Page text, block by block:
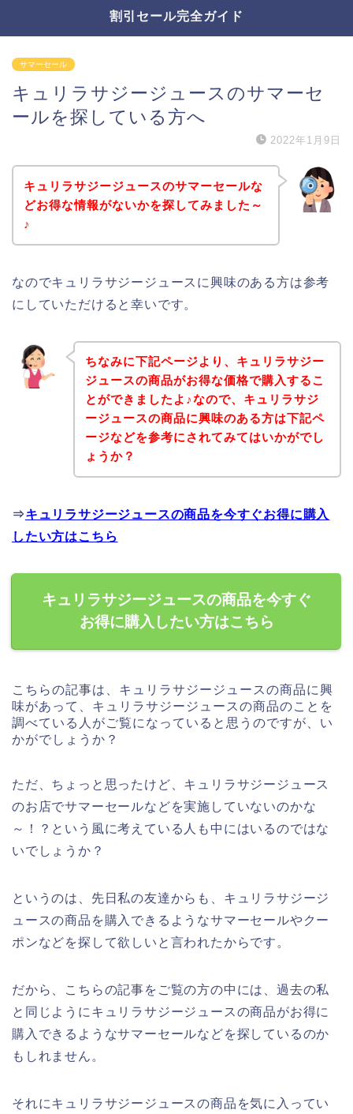
割引セール完全ガイド
サマーセール
キュリラサジージュースのサマーセ
ールを探している方へ
2022年1月9日
キュリラサジージュースのサマーセールな
どお得な情報がないかを探してみました～
♪
なのでキュリラサジージュースに興味のある方は参考
にしていただけると幸いです。
ちなみに下記ページより、キュリラサジー
ジュースの商品がお得な価格で購入するこ
とができましたよ♪なので、キュリラサジ
ージュースの商品に興味のある方は下記ペ
ージなどを参考にされてみてはいかがでし
ょうか？
⇒キュリラサジージュースの商品を今すぐお得に購入
したい方はこちら
キュリラサジージュースの商品を今すぐ
お得に購入したい方はこちら
こちらの記事は、キュリラサジージュースの商品に興
味があって、キュリラサジージュースの商品のことを
調べている人がご覧になっていると思うのですが、い
かがでしょうか？
ただ、ちょっと思ったけど、キュリラサジージュース
のお店でサマーセールなどを実施していないのかな
～！？という風に考えている人も中にはいるのではな
いでしょうか？
というのは、先日私の友達からも、キュリラサジージ
ュースの商品を購入できるようなサマーセールやクー
ポンなどを探して欲しいと言われたからです。
だから、こちらの記事をご覧の方の中には、過去の私
と同じようにキュリラサジージュースの商品がお得に
購入できるようなサマーセールなどを探しているのか
もしれません。
それにキュリラサジージュースの商品を気に入ってい